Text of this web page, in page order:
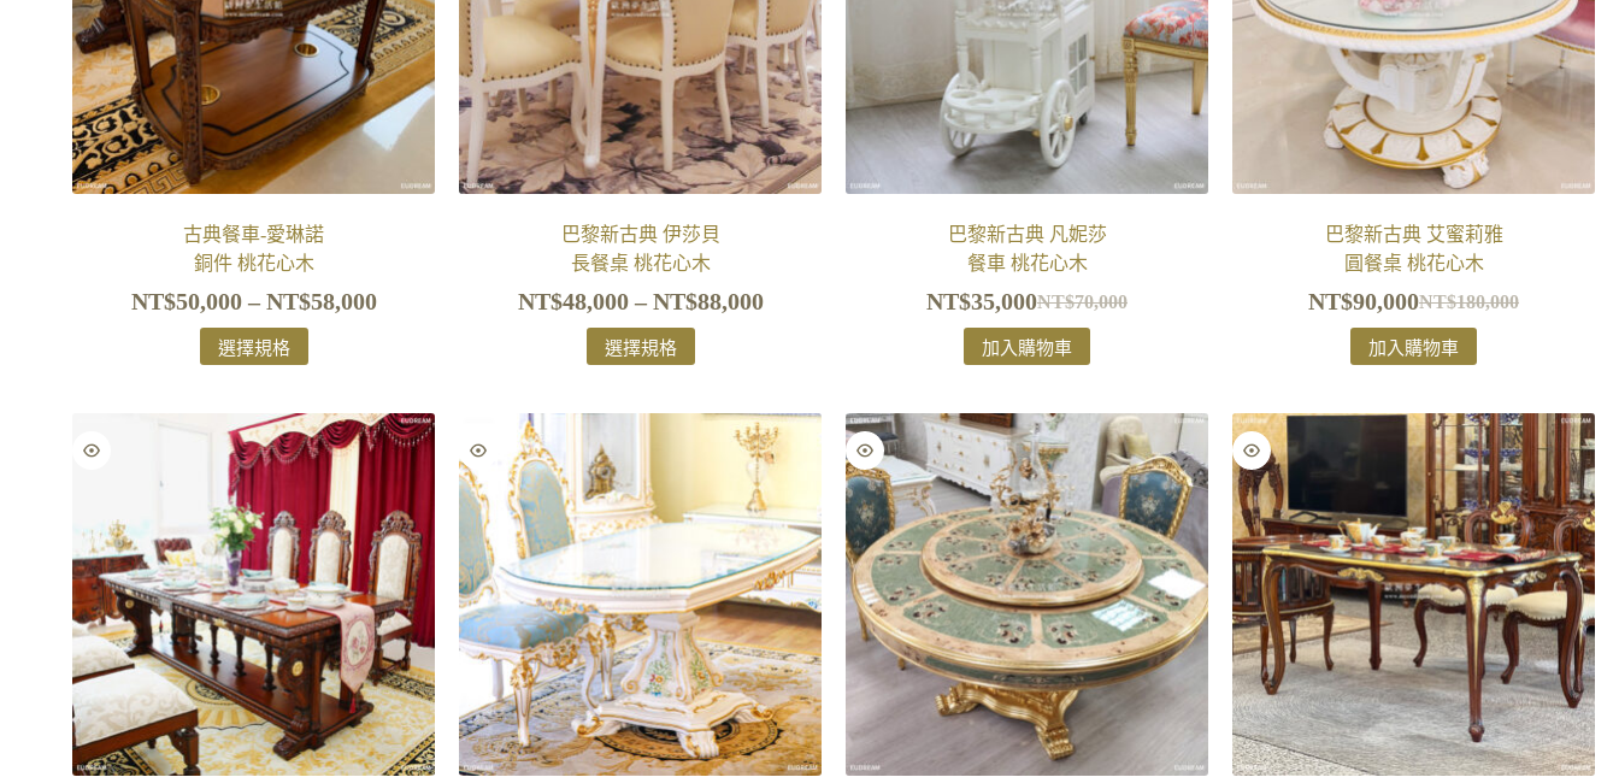
古典餐車-愛琳諾
銅件 桃花心木
NT$50,000 – NT$58,000
選擇規格
巴黎新古典 伊莎貝
長餐桌 桃花心木
NT$48,000 – NT$88,000
選擇規格
巴黎新古典 凡妮莎
餐車 桃花心木
NT$70,000
NT$35,000
加入購物車
巴黎新古典 艾蜜莉雅
圓餐桌 桃花心木
NT$180,000
NT$90,000
加入購物車